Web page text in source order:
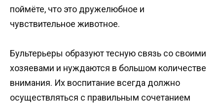
поймёте, что это дружелюбное и
чувствительное животное.
Бультерьеры образуют тесную связь со своими
хозяевами и нуждаются в большом количестве
внимания. Их воспитание всегда должно
осуществляться с правильным сочетанием